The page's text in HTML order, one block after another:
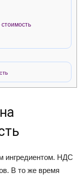
ингредиентом. НДС
В то же время